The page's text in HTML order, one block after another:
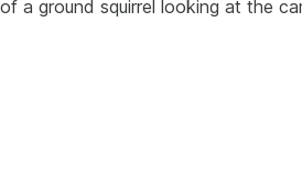
a ground squirrel looking at the